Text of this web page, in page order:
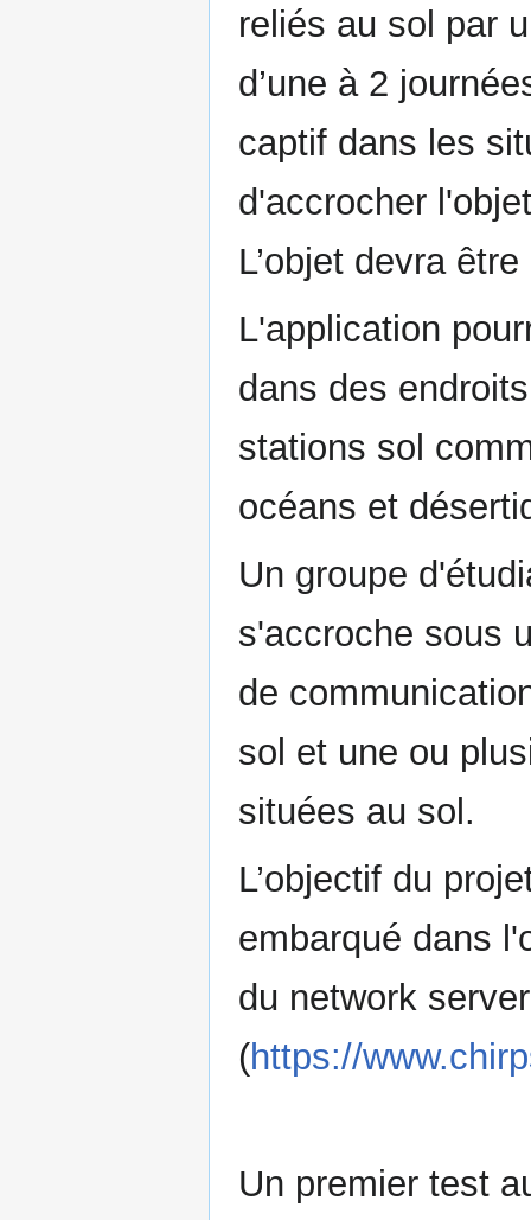
reliés au sol par
d’une à 2
captif dans les
d'accrocher
L’objet devra
L'application
dans des
stations sol
océans et
Un groupe
s'accroche sous
de
sol et une ou
situées au sol.
L’objectif du
embarqué dans
du network
(https://
Un premier test